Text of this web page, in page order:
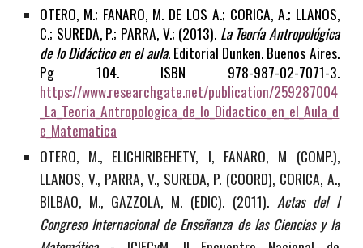
OTERO, M.; FANARO, M. DE LOS A.; CORICA, A.; LLANOS,
C.; SUREDA, P.; PARRA, V.; (2013). La Teoría Antropológica
de lo Didáctico en el aula. Editorial Dunken. Buenos Aires.
Pg 104. ISBN 978-987-02-7071-3.
https://www.researchgate.net/publication/259287004
_La_Teoria_Antropologica_de_lo_Didactico_en_el_Aula_d
e_Matematica
OTERO, M., ELICHIRIBEHETY, I, FANARO, M (COMP.),
LLANOS, V., PARRA, V., SUREDA, P. (COORD), CORICA, A.,
BILBAO, M., GAZZOLA, M. (EDIC). (2011). Actas del I
Congreso Internacional de Enseñanza de las Ciencias y la